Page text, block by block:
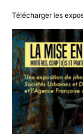
Télécharger les